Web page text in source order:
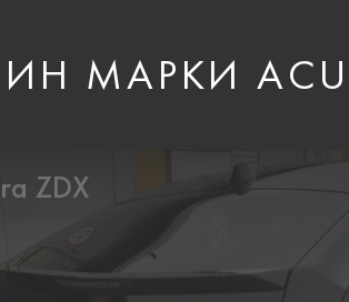
МАРКИ
ZDX